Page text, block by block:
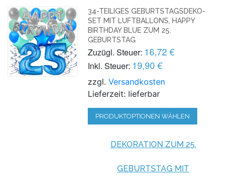
34-TEILIGES GEBURTSTAGSDEKO-
SET MIT LUFTBALLONS, HAPPY
BIRTHDAY BLUE ZUM 25.
GEBURTSTAG
Zuzügl. Steuer: 16,72 €
Inkl. Steuer: 19,90 €
zzgl.Versandkosten
Lieferzeit: lieferbar
PRODUKTOPTIONEN WÄHLEN
DEKORATION ZUM 25.
GEBURTSTAG MIT